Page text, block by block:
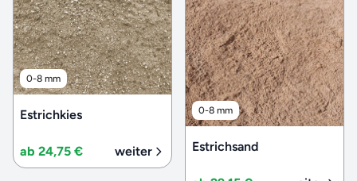
0-8 mm
Estrichkies
ab 24,75 € weiter
0-8 mm
Estrichsand